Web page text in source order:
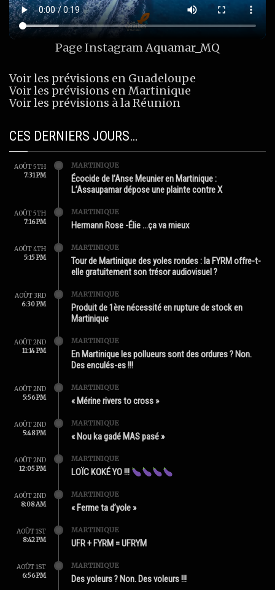
Page InstagramAquamar_MQ
Voir les prévisions en Guadeloupe
Voir les prévisions en Martinique
Voir les prévisions à la Réunion
CES DERNIERS JOURS…
AOÛT 5TH
7:31 PM
MARTINIQUE
Écocide de l’Anse Meunier en Martinique :
L’Assaupamar dépose une plainte contre X
AOÛT 5TH
7:16 PM
MARTINIQUE
Hermann Rose -Élie …ça va mieux
AOÛT 4TH
5:15 PM
MARTINIQUE
Tour de Martinique des yoles rondes : la FYRM offre-t-
elle gratuitement son trésor audiovisuel ?
AOÛT 3RD
6:30 PM
MARTINIQUE
Produit de 1ère nécessité en rupture de stock en
Martinique
AOÛT 2ND
11:14 PM
MARTINIQUE
En Martinique les pollueurs sont des ordures ? Non.
Des enculés-es !!!
AOÛT 2ND
5:56 PM
MARTINIQUE
« Mérine rivers to cross »
AOÛT 2ND
5:48 PM
MARTINIQUE
« Nou ka gadé MAS pasé »
AOÛT 2ND
12:05 PM
MARTINIQUE
LOÏC KOKÉ YO !!!
AOÛT 2ND
8:08 AM
MARTINIQUE
« Ferme ta d’yole »
AOÛT 1ST
8:42 PM
MARTINIQUE
UFR + FYRM = UFRYM
AOÛT 1ST
6:56 PM
MARTINIQUE
Des yoleurs ? Non. Des voleurs !!!